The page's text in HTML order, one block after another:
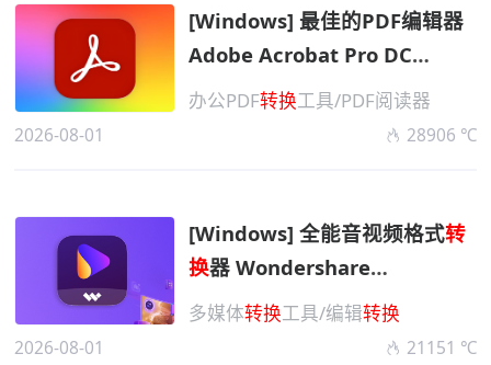
[Windows] 最佳的PDF编辑器
Adobe Acrobat Pro DC
v2026.0801 正式高级版
办公PDF转换工具/PDF阅读器
2026-08-01 28906 ℃
[Windows] 全能音视频格式转
换器 Wondershare
UniConverter万兴优转
多媒体转换工具/编辑转换
2026-08-01 21151 ℃